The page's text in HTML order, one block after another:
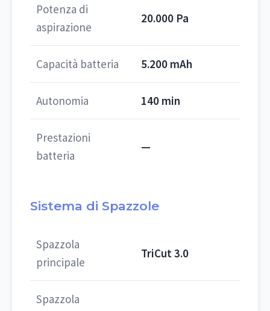
Potenza di
aspirazione
20.000 Pa
Capacità batteria 5.200 mAh
Autonomia 140 min
Prestazioni
batteria
—
Sistema di Spazzole
Spazzola
principale
TriCut 3.0
Spazzola